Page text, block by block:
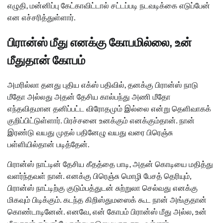
எழுதி, மன்னிப்பு கேட்காவிட்டால் சட்டப்படி நடவடிக்கை எடுப்பேன்
என எச்சரித்துள்ளார்.
பிரான்ஸ் மீது எனக்கு கோபமில்லை, உன்
மீதுதான் கோபம்
அமரில்லா தனது புதிய எக்ஸ் பதிவில், தனக்கு பிரான்ஸ் நாடு
மீதோ அல்லது அதன் தேசிய கால்பந்து அணி மீதோ
எந்தவிதமான தனிப்பட்ட விரோதமும் இல்லை என்று தெளிவாகக்
குறிப்பிட்டுள்ளார். பிரச்சனை உனக்கும் எனக்கும்தான். நான்
இரண்டு வயது முதல் பதினேழு வயது வரை பிரெஞ்சு
பள்ளியில்தான் படித்தேன்.
பிரான்ஸ் நாட்டின் தேசிய கீதத்தை பாடி, அதன் கொடியை மதித்து
வளர்ந்தவள் நான். எனக்கு பிரெஞ்சு மொழி பேசத் தெரியும்,
பிரான்ஸ் நாட்டிற்கு குடும்பத்துடன் சுற்றுலா செல்வது எனக்கு
மிகவும் பிடிக்கும். கடந்த கிறிஸ்துமஸைக் கூட நான் அங்குதான்
கொண்டாடினேன். எனவே, என் கோபம் பிரான்ஸ் மீது அல்ல, உன்